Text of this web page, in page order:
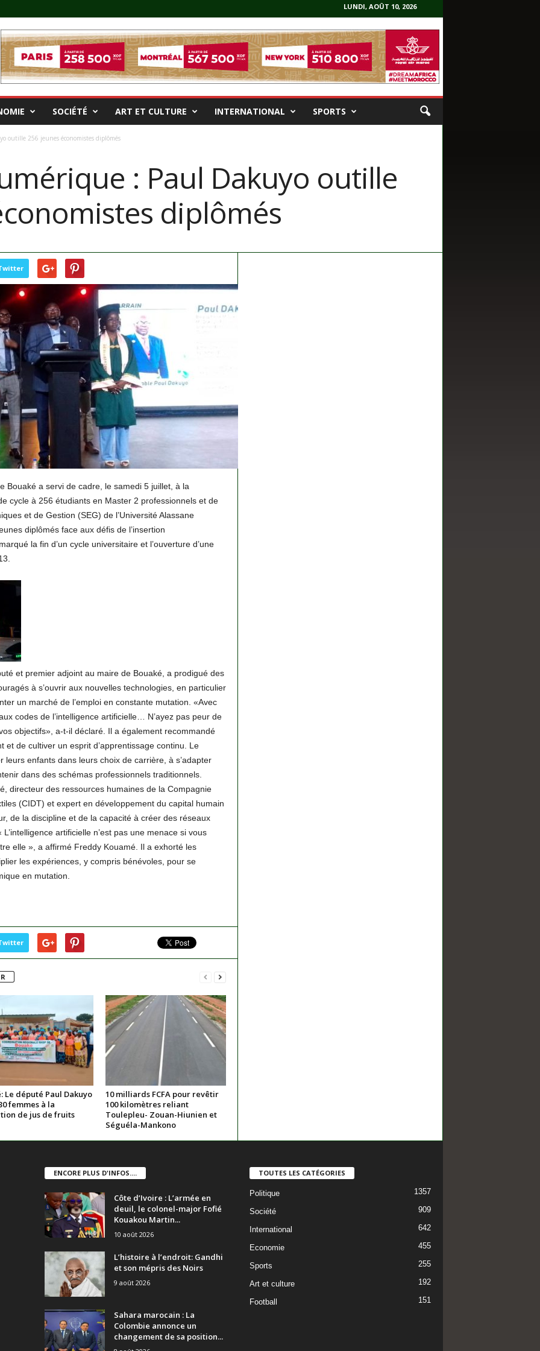
LUNDI, AOÛT 10, 2026
SOCIÉTÉ ART ET CULTURE INTERNATIONAL SPORTS
outille 256 jeunes économistes diplômés
: Paul Dakuyo outille
diplômés
Bouaké a servi de cadre, le samedi 5 juillet, à la
cycle à 256 étudiants en Master 2 professionnels et de
et de Gestion (SEG) de l’Université Alassane
diplômés face aux défis de l’insertion
la fin d’un cycle universitaire et l’ouverture d’une
et premier adjoint au maire de Bouaké, a prodigué des
à s’ouvrir aux nouvelles technologies, en particulier
un marché de l’emploi en constante mutation. «Avec
codes de l’intelligence artificielle… N’ayez pas peur de
objectifs», a-t-il déclaré. Il a également recommandé
et de cultiver un esprit d’apprentissage continu. Le
enfants dans leurs choix de carrière, à s’adapter
dans des schémas professionnels traditionnels.
directeur des ressources humaines de la Compagnie
(CIDT) et expert en développement du capital humain
de la discipline et de la capacité à créer des réseaux
artificielle n’est pas une menace si vous
elle », a affirmé Freddy Kouamé. Il a exhorté les
les expériences, y compris bénévoles, pour se
en mutation.
Le député Paul Dakuyo
femmes à la
de jus de fruits
10 milliards FCFA pour revêtir
100 kilomètres reliant
Toulepleu- Zouan-Hiunien et
Séguéla-Mankono
ENCORE PLUS D'INFOS....
Côte d’Ivoire : L’armée en
deuil, le colonel-major Fofié
Kouakou Martin...
10 août 2026
L’histoire à l’endroit: Gandhi
et son mépris des Noirs
9 août 2026
Sahara marocain : La
Colombie annonce un
changement de sa position...
TOUTES LES CATÉGORIES
Politique 1357
Société 909
International 642
Economie 455
Sports 255
Art et culture 192
Football 151